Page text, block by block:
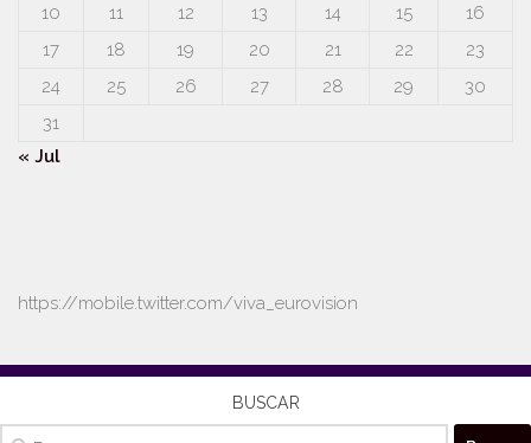
10
11 12 13 14 15
16
17
18 19 20 21 22
23
24
25 26 27 28 29
30
31
« Jul
https://mobile.twitter.com/viva_eurovision
BUSCAR